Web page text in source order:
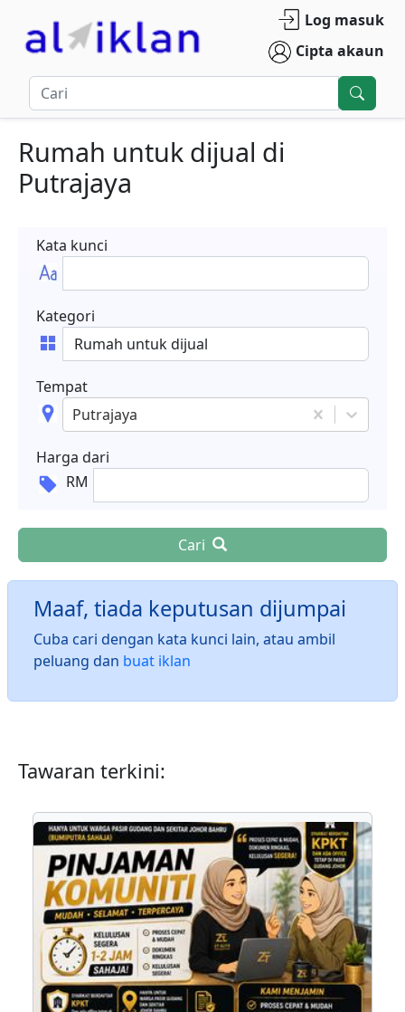
Log masuk
Cipta akaun
Rumah untuk dijual di
Putrajaya
Kata kunci
Kategori
Tempat
Putrajaya
Harga dari
RM
Cari
Maaf, tiada keputusan dijumpai
Cuba cari dengan kata kunci lain, atau ambil
peluang dan buat iklan
Tawaran terkini: